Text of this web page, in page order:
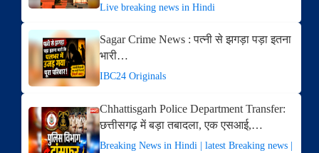
Live breaking news in Hindi
Sagar Crime News : पत्नी से झगड़ा पड़ा इतना
भारी…
IBC24 Originals
Chhattisgarh Police Department Transfer:
छत्तीसगढ़ में बड़ा तबादला, एक एसआई,…
Breaking News in Hindi | latest Breaking news |